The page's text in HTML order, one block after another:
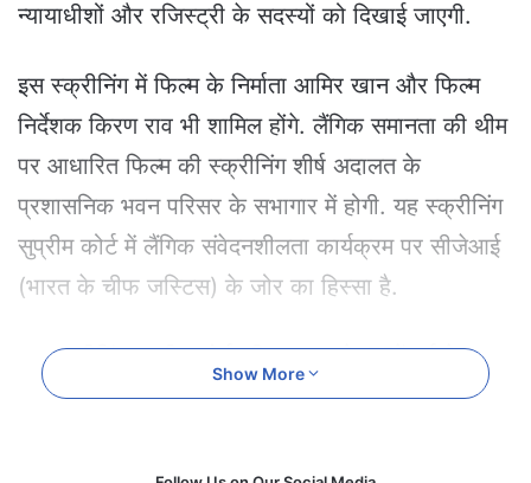
a
l
न्यायाधीशों और रजिस्ट्री के सदस्यों को दिखाई जाएगी.
इस स्क्रीनिंग में फिल्म के निर्माता आमिर खान और फिल्म
निर्देशक किरण राव भी शामिल होंगे. लैंगिक समानता की थीम
पर आधारित फिल्म की स्क्रीनिंग शीर्ष अदालत के
प्रशासनिक भवन परिसर के सभागार में होगी. यह स्क्रीनिंग
सुप्रीम कोर्ट में लैंगिक संवेदनशीलता कार्यक्रम पर सीजेआई
(भारत के चीफ जस्टिस) के जोर का हिस्सा है.
यह स्क्रीनिंग सुप्रीम कोर्ट की स्थापना के 75वें वर्ष के
दौरान आयोजित गतिविधियों का हिस्सा होगी. फिल्म देखने के
है. फिल्म फिलहाल नेटफ्लिक्स पर स्ट्रीम हो रही है.फिल्म
Show More